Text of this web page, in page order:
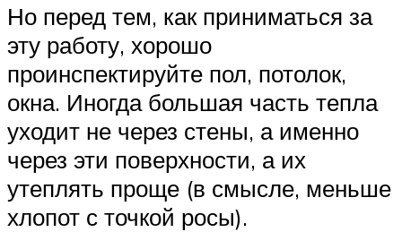
Но перед тем, как приниматься за
эту работу, хорошо
проинспектируйте пол, потолок,
окна. Иногда большая часть тепла
уходит не через стены, а именно
через эти поверхности, а их
утеплять проще (в смысле, меньше
хлопот с точкой росы).